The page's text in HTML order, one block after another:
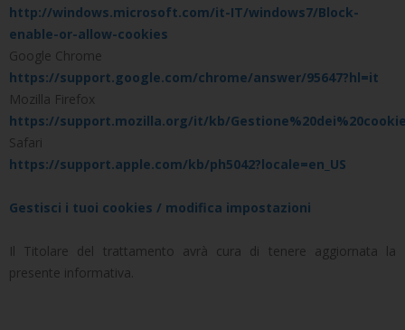
http://windows.microsoft.com/it-IT/windows7/Block-
enable-or-allow-cookies
Google Chrome
https://support.google.com/chrome/answer/95647?hl=it
Mozilla Firefox
https://support.mozilla.org/it/kb/
Safari
https://support.apple.com/kb/ph5042?locale=en_US
Gestisci i tuoi cookies / modifica impostazioni
Il Titolare del trattamento avrà cura di tenere aggiornata la
presente informativa.